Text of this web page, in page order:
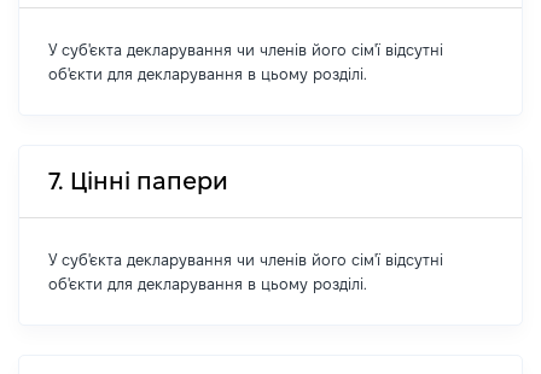
У суб'єкта декларування чи членів його сім'ї відсутні
об'єкти для декларування в цьому розділі.
7. Цінні папери
У суб'єкта декларування чи членів його сім'ї відсутні
об'єкти для декларування в цьому розділі.